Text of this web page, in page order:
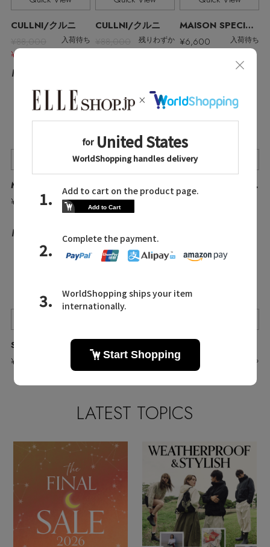
CULLNI/クルニ
¥88,000
入荷待ち
¥44,000 50%OFF
CULLNI/クルニ
¥88,000
残りわずか
MAISON SPECIAL/メゾンスペシャル
¥6,600
入荷待ち
No.25
MAISON SPECIAL/メゾンスペシャル
¥6,600
入荷待ち
Quick View
STATE OF ESCAPE/ステート オブ エスケープ
¥42,900
Quick View
STATE OF ESCAPE/ステート オブ エスケープ
No.28
¥42,900
No.29
¥9,900
入荷待ち
¥9,900
入荷待ち
LATEST TOPICS